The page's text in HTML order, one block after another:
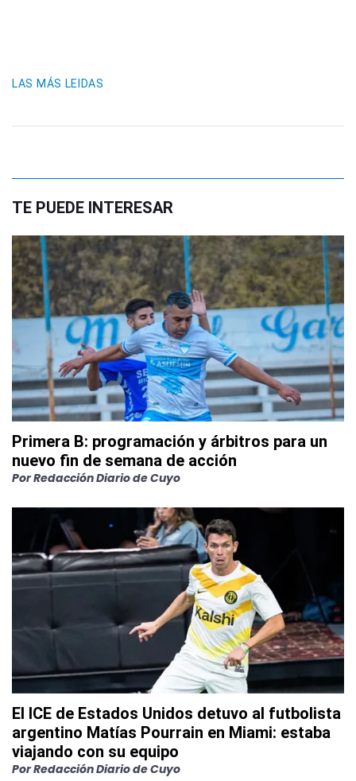
LAS MÁS LEIDAS
TE PUEDE INTERESAR
Primera B: programación y árbitros para un
nuevo fin de semana de acción
PorRedacción Diario de Cuyo
El ICE de Estados Unidos detuvo al futbolista
argentino Matías Pourrain en Miami: estaba
viajando con su equipo
PorRedacción Diario de Cuyo